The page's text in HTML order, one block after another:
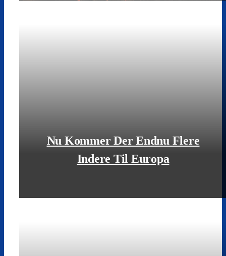
Nu Kommer Der Endnu Flere
Indere Til Europa